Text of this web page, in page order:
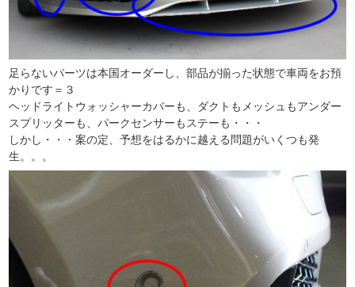
足らないパーツは本国オーダーし、部品が揃った状態で車両をお預
かりです＝３
ヘッドライトウォッシャーカバーも、ダクトもメッシュもアンダー
スプリッターも、パークセンサーもステーも・・・
しかし・・・案の定、予想をはるかに越える問題がいくつも発
生。。。